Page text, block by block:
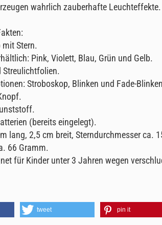
wahrlich zauberhafte Leuchteffekte.
Stern.
Pink, Violett, Blau, Grün und Gelb.
Streulichtfolien.
Stroboskop, Blinken und Fade-
(bereits eingelegt).
lang, 2,5 cm breit, Sterndurchmesser ca.
66 Gramm.
für Kinder unter 3 Jahren wegen
tweet pin it